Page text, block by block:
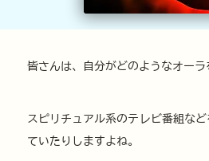
皆さんは、自分がどのようなオー
スピリチュアル系のテレビ番組な
ていたりしますよね。